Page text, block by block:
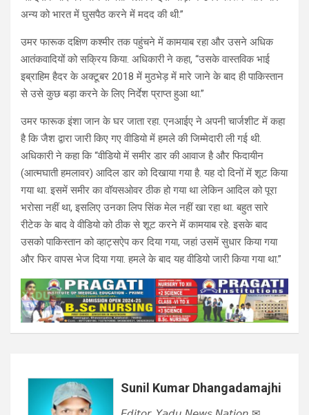
अन्य को भारत में घुसपैठ करने में मदद की थी.”
उमर फारूक दक्षिण कश्मीर तक पहुंचने में कामयाब रहा और उसने अधिक
आतंकवादियों को सक्रिय किया. अधिकारी ने कहा, “उसके वास्तविक भाई
इब्राहिम हैदर के अक्टूबर 2018 में मुठभेड़ में मारे जाने के बाद ही पाकिस्तान
से उसे कुछ बड़ा करने के लिए निर्देश प्राप्त हुआ था.”
उमर फारूक इंशा जान के घर जाता रहा. एनआईए ने अपनी चार्जशीट में कहा
है कि जैश द्वारा जारी किए गए वीडियो में हमले की जिम्मेदारी ली गई थी.
अधिकारी ने कहा कि “वीडियो में समीर डार की आवाज है और फिदायीन
(आत्मघाती हमलावर) आदिल डार को दिखाया गया है. यह दो दिनों में शूट किया
गया था. इसमें समीर का वॉयसओवर ठीक हो गया था लेकिन आदिल को पूरा
भरोसा नहीं था, इसलिए उनका लिप सिंक मेल नहीं खा रहा था. बहुत सारे
रीटेक के बाद वे वीडियो को ठीक से शूट करने में कामयाब रहे. इसके बाद
उसको पाकिस्तान को व्हाट्सऐप कर दिया गया, जहां उसमें सुधार किया गया
और फिर वापस भेज दिया गया. हमले के बाद यह वीडियो जारी किया गया था.”
Sunil Kumar Dhangadamajhi